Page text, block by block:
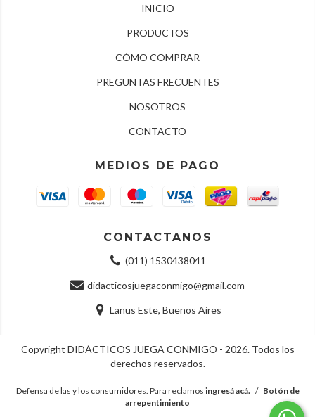
INICIO
PRODUCTOS
CÓMO COMPRAR
PREGUNTAS FRECUENTES
NOSOTROS
CONTACTO
MEDIOS DE PAGO
CONTACTANOS
(011) 1530438041
didacticosjuegaconmigo@gmail.com
Lanus Este, Buenos Aires
Copyright DIDÁCTICOS JUEGA CONMIGO - 2026. Todos los
derechos reservados.
Defensa de las y los consumidores. Para reclamos ingresá acá. / Botón de
arrepentimiento